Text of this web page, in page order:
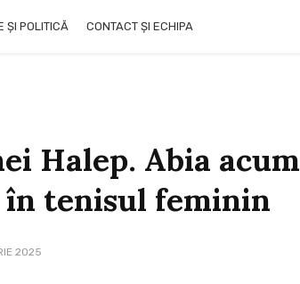
ȘI POLITICĂ CONTACT ȘI ECHIPA
Halep. Abia acum
în tenisul feminin
2025